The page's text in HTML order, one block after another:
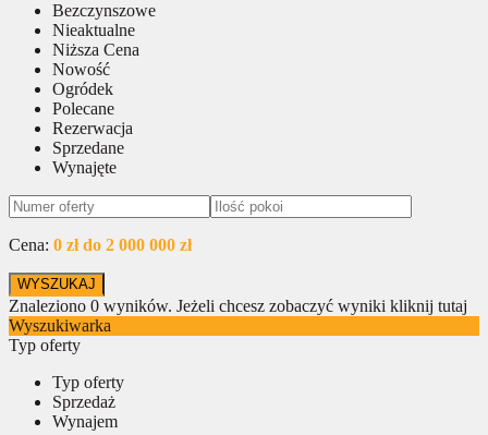
Bezczynszowe
Nieaktualne
Niższa Cena
Nowość
Ogródek
Polecane
Rezerwacja
Sprzedane
Wynajęte
Cena: 0 zł do 2 000 000 zł
Znaleziono 0 wyników. Jeżeli chcesz zobaczyć wyniki kliknij tutaj
Wyszukiwarka
Typ oferty
Typ oferty
Sprzedaż
Wynajem